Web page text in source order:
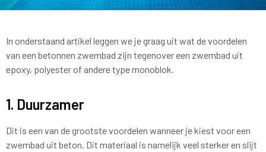
In onderstaand artikel leggen we je graag uit wat de voordelen
van een betonnen zwembad zijn tegenover een zwembad uit
epoxy, polyester of andere type monoblok.
1. Duurzamer
Dit is een van de grootste voordelen wanneer je kiest voor een
zwembad uit beton. Dit materiaal is namelijk veel sterker en slijt